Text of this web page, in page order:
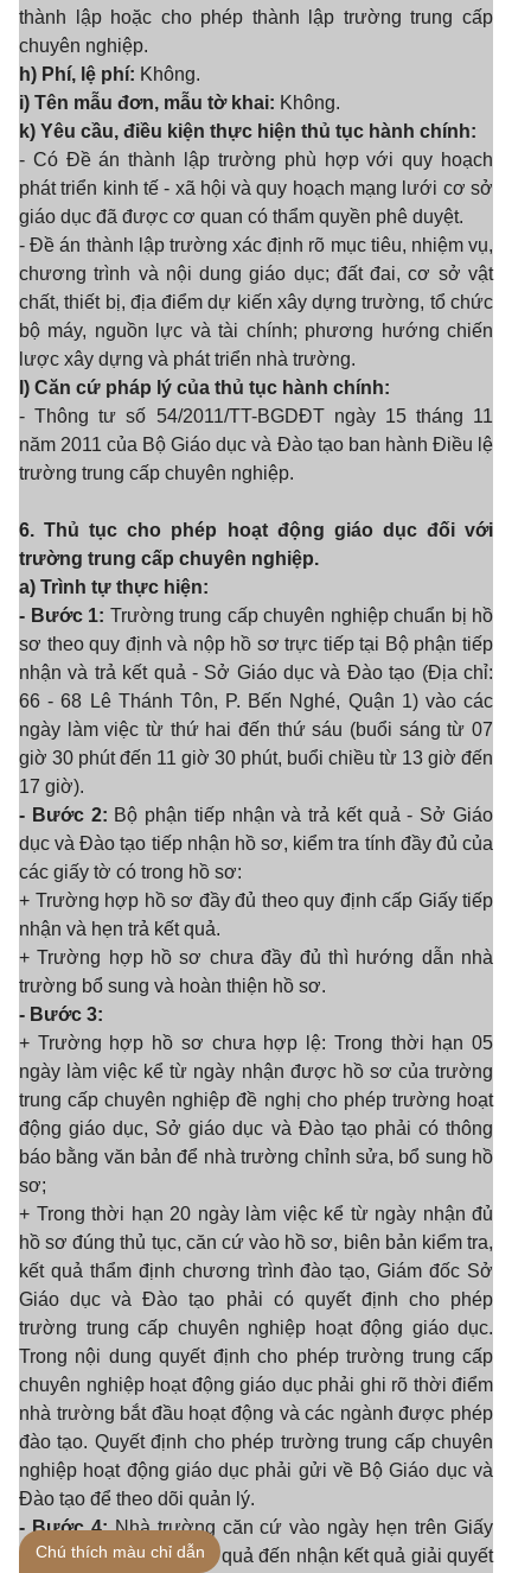
thành lập hoặc cho phép thành lập trường trung cấp
chuyên nghiệp.
h) Phí, lệ phí: Không.
i) Tên mẫu đơn, mẫu tờ khai: Không.
k) Yêu cầu, điều kiện thực hiện thủ tục hành chính:
- Có Đề án thành lập trường phù hợp với quy hoạch
phát triển kinh tế - xã hội và quy hoạch mạng lưới cơ sở
giáo dục đã được cơ quan có thẩm quyền phê duyệt.
- Đề án thành lập trường xác định rõ mục tiêu, nhiệm vụ,
chương trình và nội dung giáo dục; đất đai, cơ sở vật
chất, thiết bị, địa điểm dự kiến xây dựng trường, tổ chức
bộ máy, nguồn lực và tài chính; phương hướng chiến
lược xây dựng và phát triển nhà trường.
l) Căn cứ pháp lý của thủ tục hành chính:
- Thông tư số 54/2011/TT-BGDĐT ngày 15 tháng 11
năm 2011 của Bộ Giáo dục và Đào tạo ban hành Điều lệ
trường trung cấp chuyên nghiệp.
6. Thủ tục cho phép hoạt động giáo dục đối với
trường trung cấp chuyên nghiệp.
a) Trình tự thực hiện:
- Bước 1: Trường trung cấp chuyên nghiệp chuẩn bị hồ
sơ theo quy định và nộp hồ sơ trực tiếp tại Bộ phận tiếp
nhận và trả kết quả - Sở Giáo dục và Đào tạo (Địa chỉ:
66 - 68 Lê Thánh Tôn, P. Bến Nghé, Quận 1) vào các
ngày làm việc từ thứ hai đến thứ sáu (buổi sáng từ 07
giờ 30 phút đến 11 giờ 30 phút, buổi chiều từ 13 giờ đến
17 giờ).
- Bước 2: Bộ phận tiếp nhận và trả kết quả - Sở Giáo
dục và Đào tạo tiếp nhận hồ sơ, kiểm tra tính đầy đủ của
các giấy tờ có trong hồ sơ:
+ Trường hợp hồ sơ đầy đủ theo quy định cấp Giấy tiếp
nhận và hẹn trả kết quả.
+ Trường hợp hồ sơ chưa đầy đủ thì hướng dẫn nhà
trường bổ sung và hoàn thiện hồ sơ.
- Bước 3:
+ Trường hợp hồ sơ chưa hợp lệ: Trong thời hạn 05
ngày làm việc kể từ ngày nhận được hồ sơ của trường
trung cấp chuyên nghiệp đề nghị cho phép trường hoạt
động giáo dục, Sở giáo dục và Đào tạo phải có thông
báo bằng văn bản để nhà trường chỉnh sửa, bổ sung hồ
sơ;
+ Trong thời hạn 20 ngày làm việc kể từ ngày nhận đủ
hồ sơ đúng thủ tục, căn cứ vào hồ sơ, biên bản kiểm tra,
kết quả thẩm định chương trình đào tạo, Giám đốc Sở
Giáo dục và Đào tạo phải có quyết định cho phép
trường trung cấp chuyên nghiệp hoạt động giáo dục.
Trong nội dung quyết định cho phép trường trung cấp
chuyên nghiệp hoạt động giáo dục phải ghi rõ thời điểm
nhà trường bắt đầu hoạt động và các ngành được phép
đào tạo. Quyết định cho phép trường trung cấp chuyên
nghiệp hoạt động giáo dục phải gửi về Bộ Giáo dục và
Đào tạo để theo dõi quản lý.
- Bước 4:Nhà trường căn cứ vào ngày hẹn trên Giấy
tiếp nhận và hẹn trả kết quả đến nhận kết quả giải quyết
Chú thích màu chỉ dẫn